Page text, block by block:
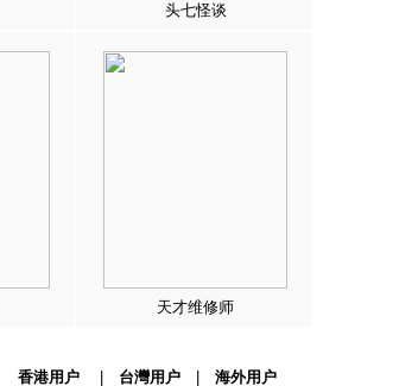
头七怪谈
天才维修师
香港用户| 台灣用户| 海外用户